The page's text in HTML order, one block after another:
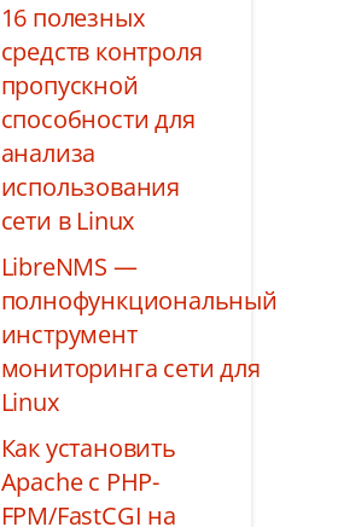
16 полезных
средств контроля
пропускной
способности для
анализа
использования
сети в Linux
LibreNMS —
полнофункциональный
инструмент
мониторинга сети для
Linux
Как установить
Apache с PHP-
FPM/FastCGI на